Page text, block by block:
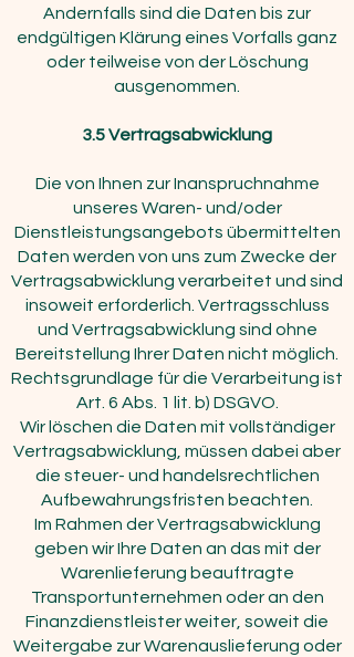
Andernfalls sind die Daten bis zur
endgültigen Klärung eines Vorfalls ganz
oder teilweise von der Löschung
ausgenommen.
3.5Vertragsabwicklung
Die von Ihnen zur Inanspruchnahme
unseres Waren- und/oder
Dienstleistungsangebots übermittelten
Daten werden von uns zum Zwecke der
Vertragsabwicklung verarbeitet und sind
insoweit erforderlich. Vertragsschluss
und Vertragsabwicklung sind ohne
Bereitstellung Ihrer Daten nicht möglich.
Rechtsgrundlage für die Verarbeitung ist
Art. 6 Abs. 1 lit. b) DSGVO.
Wir löschen die Daten mit vollständiger
Vertragsabwicklung, müssen dabei aber
die steuer- und handelsrechtlichen
Aufbewahrungsfristen beachten.
Im Rahmen der Vertragsabwicklung
geben wir Ihre Daten an das mit der
Warenlieferung beauftragte
Transportunternehmen oder an den
Finanzdienstleister weiter, soweit die
Weitergabe zur Warenauslieferung oder